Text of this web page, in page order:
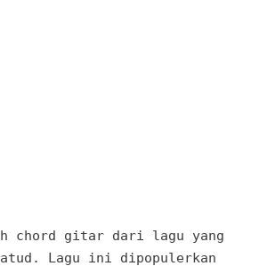
chord gitar dari lagu yang
Lagu ini dipopulerkan